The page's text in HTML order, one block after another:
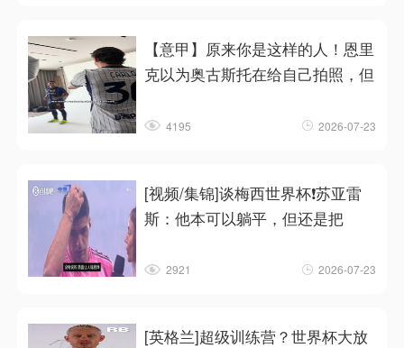
【意甲】原来你是这样的人！恩里
克以为奥古斯托在给自己拍照，但
4195 2026-07-23
[视频/集锦]谈梅西世界杯❗苏亚雷
斯：他本可以躺平，但还是把
2921 2026-07-23
[英格兰]超级训练营？世界杯大放